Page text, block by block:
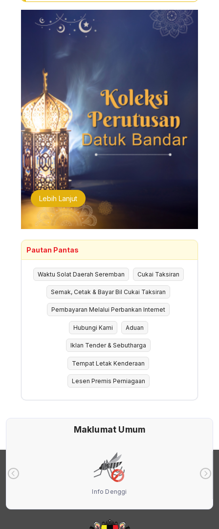
Lebih Lanjut
Pautan Pantas
Waktu Solat Daerah Seremban Cukai Taksiran
Semak, Cetak & Bayar Bil Cukai Taksiran
Pembayaran Melalui Perbankan Internet
Hubungi Kami Aduan
Iklan Tender & Sebutharga
Tempat Letak Kenderaan
Lesen Premis Perniagaan
Maklumat Umum
Info Denggi